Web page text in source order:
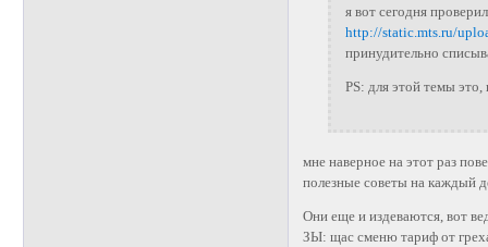
я вот сегодня
http://static.mts.ru/
принудительно
PS: для этой темы
мне наверное на этот раз
полезные советы на каждый
Они еще и издеваются, вот
ЗЫ: щас сменю тариф от